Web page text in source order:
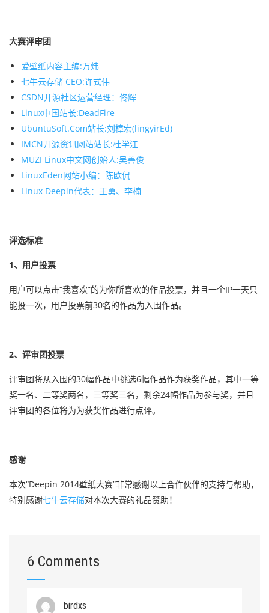
大赛评审团
爱壁纸内容主编:万炜
七牛云存储 CEO:许式伟
CSDN开源社区运营经理：佟辉
Linux中国站长:DeadFire
UbuntuSoft.Com站长:刘樟宏(lingyirEd)
IMCN开源资讯网站站长:杜学江
MUZI Linux中文网创始人:吴善俊
LinuxEden网站小编：陈欧侃
Linux Deepin代表：王勇、李楠
评选标准
1、用户投票
用户可以点击“我喜欢”的为你所喜欢的作品投票，并且一个IP一天只
能投一次，用户投票前30名的作品为入围作品。
2、评审团投票
评审团将从入围的30幅作品中挑选6幅作品作为获奖作品，其中一等
奖一名、二等奖两名，三等奖三名，剩余24幅作品为参与奖，并且
评审团的各位将为为获奖作品进行点评。
感谢
本次“Deepin 2014壁纸大赛”非常感谢以上合作伙伴的支持与帮助，
特别感谢七牛云存储对本次大赛的礼品赞助！
6 Comments
birdxs